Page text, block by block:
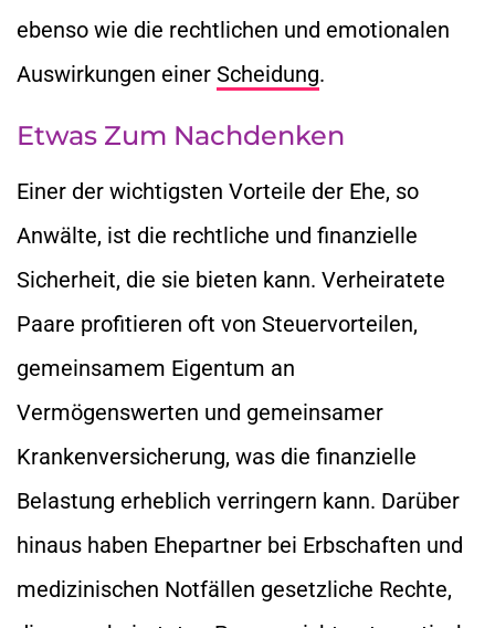
ebenso wie die rechtlichen und emotionalen
Auswirkungen einer Scheidung.
Etwas Zum Nachdenken
Einer der wichtigsten Vorteile der Ehe, so
Anwälte, ist die rechtliche und finanzielle
Sicherheit, die sie bieten kann. Verheiratete
Paare profitieren oft von Steuervorteilen,
gemeinsamem Eigentum an
Vermögenswerten und gemeinsamer
Krankenversicherung, was die finanzielle
Belastung erheblich verringern kann. Darüber
hinaus haben Ehepartner bei Erbschaften und
medizinischen Notfällen gesetzliche Rechte,